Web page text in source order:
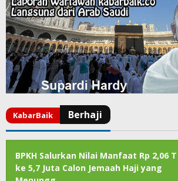
BPKH Salurkan Nilai Manfaat Rp 2,06 T
ke 5,7 Juta Calon Jemaah Haji yang